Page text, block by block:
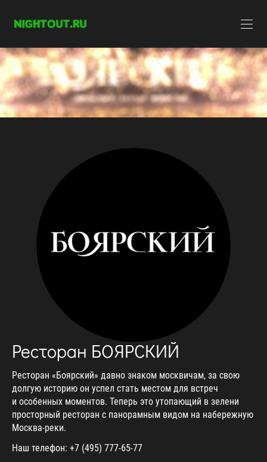
Ресторан БОЯРСКИЙ
Ресторан «Боярский» давно знаком москвичам, за свою
долгую историю он успел стать местом для встреч
и особенных моментов. Теперь это утопающий в зелени
просторный ресторан с панорамным видом на набережную
Москва-реки.
Наш телефон: +7 (495) 777-65-77